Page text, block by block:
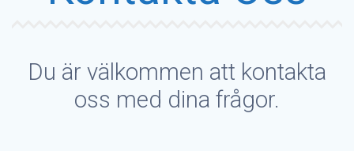
Du är välkommen att kontakta
oss med dina frågor.